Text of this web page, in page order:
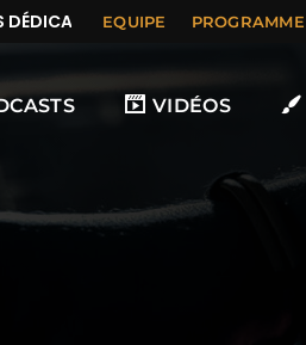
EQUIPE PROGRAMME
VIDÉOS